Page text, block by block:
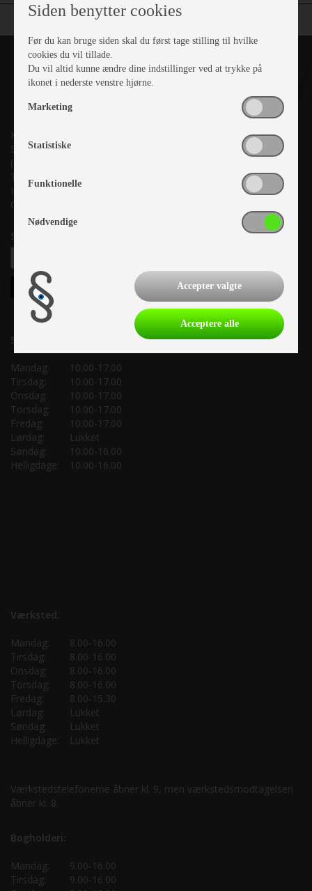
Kronjyllands Camping Center A/S
Suderholmen 10, 8960 Randers SØ
(Lige ud til Grenåvej)
Tlf. +45 87 10 98 70
Info@as-kcc.dk
CVR: 33 38 77 33
Samtykke til nyhedsbrev
Salgsafdeling:
Mandag:
10.00-17.00
Tirsdag:
10.00-17.00
Onsdag:
10.00-17.00
Torsdag:
10.00-17.00
Fredag:
10.00-17.00
Lørdag:
Lukket
Søndag:
10.00-16.00
Helligdage:
10.00-16.00
Værksted:
Mandag:
8.00-16.00
Tirsdag:
8.00-16.00
Onsdag:
8.00-16.00
Torsdag:
8.00-16.00
Fredag:
8.00-15.30
Lørdag:
Lukket
Søndag:
Lukket
Helligdage:
Lukket
Værkstedstelefonerne åbner kl. 9, men værkstedsmodtagelsen
åbner kl. 8.
Bogholderi:
Mandag:
9.00-16.00
Tirsdag:
9.00-16.00
Siden benytter cookies
Før du kan bruge siden skal du først tage stilling til hvilke
cookies du vil tillade.
Du vil altid kunne ændre dine indstillinger ved at trykke på
ikonet i nederste venstre hjørne.
Marketing
Statistiske
Funktionelle
Nødvendige
Accepter valgte
Acceptere alle